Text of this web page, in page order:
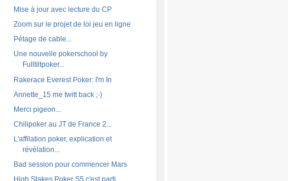
Mise à jour avec lecture du CP
Zoom sur le projet de loi jeu en ligne
Pétage de cable...
Une nouvelle pokerschool by
Fulltiltpoker...
Rakerace Everest Poker: I'm In
Annette_15 me twitt back ;-)
Merci pigeon...
Chilipoker au JT de France 2...
L'affilation poker, explication et
révélation...
Bad session pour commencer Mars
High Stakes Poker S5 c'est parti